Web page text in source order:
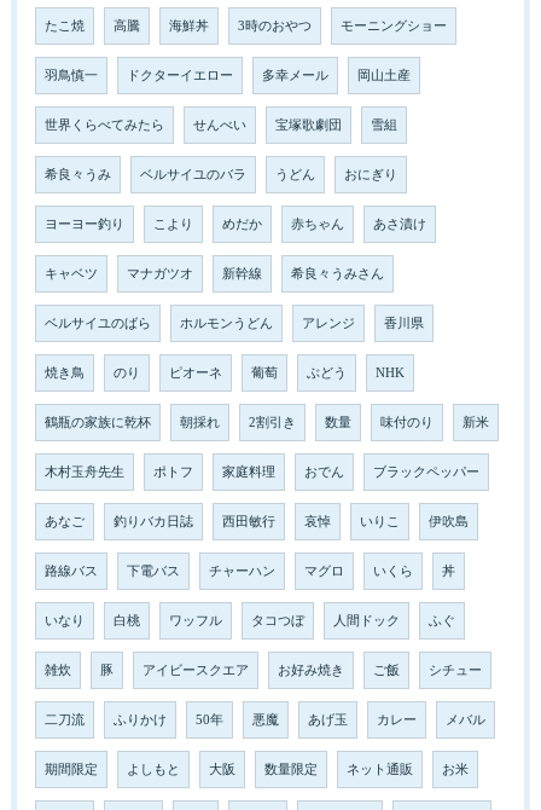
たこ焼 高騰 海鮮丼 3時のおやつ モーニングショー
羽鳥慎一 ドクターイエロー 多幸メール 岡山土産
世界くらべてみたら せんべい 宝塚歌劇団 雪組
希良々うみ ベルサイユのバラ うどん おにぎり
ヨーヨー釣り こより めだか 赤ちゃん あさ漬け
キャベツ マナガツオ 新幹線 希良々うみさん
ベルサイユのばら ホルモンうどん アレンジ 香川県
焼き鳥 のり ピオーネ 葡萄 ぶどう NHK
鶴瓶の家族に乾杯 朝採れ 2割引き 数量 味付のり 新米
木村玉舟先生 ポトフ 家庭料理 おでん ブラックペッパー
あなご 釣りバカ日誌 西田敏行 哀悼 いりこ 伊吹島
路線バス 下電バス チャーハン マグロ いくら 丼
いなり 白桃 ワッフル タコつぼ 人間ドック ふぐ
雑炊 豚 アイビースクエア お好み焼き ご飯 シチュー
二刀流 ふりかけ 50年 悪魔 あげ玉 カレー メバル
期間限定 よしもと 大阪 数量限定 ネット通販 お米